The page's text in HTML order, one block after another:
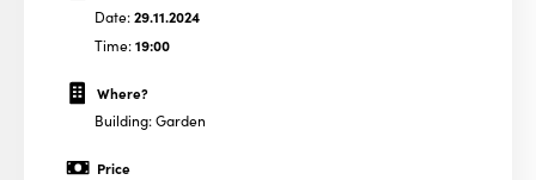
Date:29.11.2024
Time:19:00
Where?
Building: Garden
Price